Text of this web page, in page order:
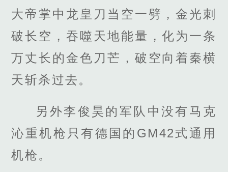
大帝掌中龙皇刀当空一劈，金光刺
破长空，吞噬天地能量，化为一条
万丈长的金色刀芒，破空向着秦横
天斩杀过去。
另外李俊昊的军队中没有马克
沁重机枪只有德国的GM42式通用
机枪。